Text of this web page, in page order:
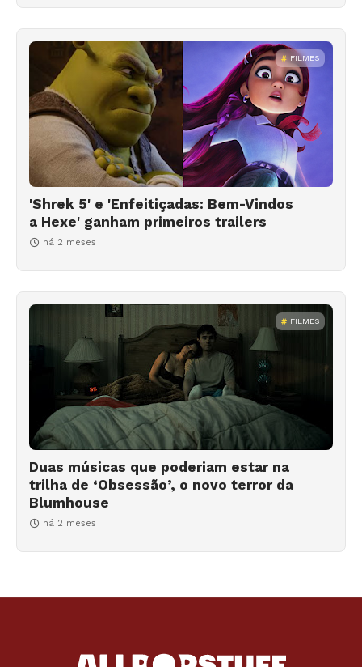
FILMES
'Shrek 5' e 'Enfeitiçadas: Bem-Vindos
a Hexe' ganham primeiros trailers
há 2 meses
FILMES
Duas músicas que poderiam estar na
trilha de ‘Obsessão’, o novo terror da
Blumhouse
há 2 meses